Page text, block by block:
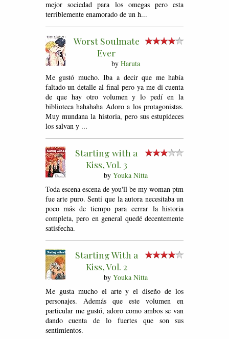
mejor sociedad para los omegas pero esta
terriblemente enamorado de un h...
Worst Soulmate
Ever
by Haruta
Me gustó mucho. Iba a decir que me había
faltado un detalle al final pero ya me di cuenta
de que hay otro volumen y lo pedí en la
biblioteca hahahaha Adoro a los protagonistas.
Muy mundana la historia, pero sus estupideces
los salvan y ...
Starting with a
Kiss, Vol. 3
by Youka Nitta
Toda escena escena de you'll be my woman ptm
fue arte puro. Sentí que la autora necesitaba un
poco más de tiempo para cerrar la historia
completa, pero en general quedé decentemente
satisfecha.
Starting With a
Kiss, Vol. 2
by Youka Nitta
Me gusta mucho el arte y el diseño de los
personajes. Además que este volumen en
particular me gustó, adoro como ambos se van
dando cuenta de lo fuertes que son sus
sentimientos.